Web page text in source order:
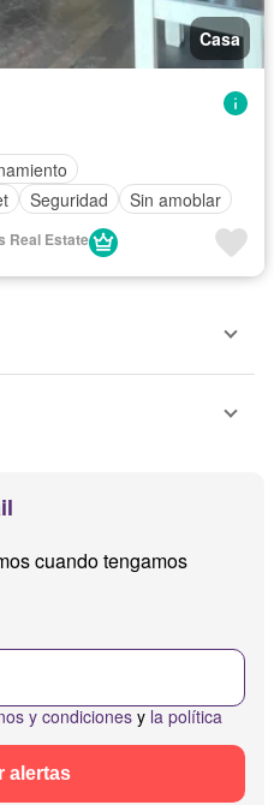
Casa
Seguridad Sin amoblar
Real Estate
cuando tengamos
y condiciones y la política
alertas